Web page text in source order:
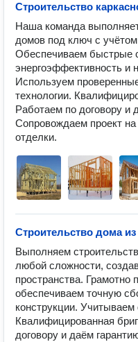
Строительство
Наша команда
домов под ключ с
Обеспечиваем быстрые
энергоэффективность и
Используем
технологии.
Работаем по договору и
Сопровождаем проект
отделки.
Строительство дома из
Выполняем
любой сложности,
пространства. Грамотно
обеспечиваем точную
конструкции. Учитываем
Квалифицированная
договору и даём